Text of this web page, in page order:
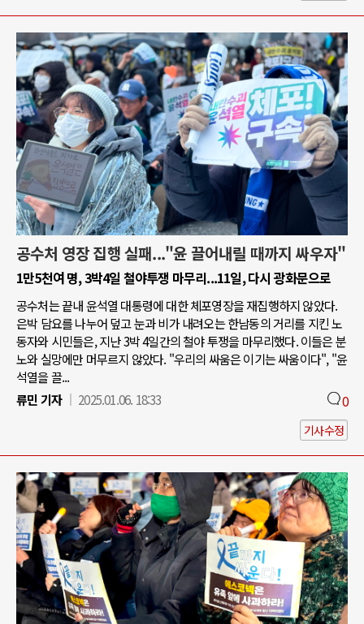
공수처 영장 집행 실패..."윤 끌어내릴 때까지 싸우자"
1만5천여 명, 3박4일 철야투쟁 마무리...11일, 다시 광화문으로
공수처는 끝내 윤석열 대통령에 대한 체포영장을 재집행하지 않았다.
은박 담요를 나누어 덮고 눈과 비가 내려오는 한남동의 거리를 지킨 노
동자와 시민들은, 지난 3박 4일간의 철야 투쟁을 마무리했다. 이들은 분
노와 실망에만 머무르지 않았다. "우리의 싸움은 이기는 싸움이다", "윤
석열을 끌...
류민 기자
2025.01.06. 18:33 0
기사수정